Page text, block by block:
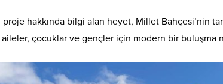
proje hakkında bilgi alan heyet, Millet Bahçesi’nin
çocuklar ve gençler için modern bir buluşma